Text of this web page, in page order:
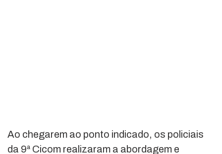
Ao chegarem ao ponto indicado, os policiais
da 9ª Cicom realizaram a abordagem e